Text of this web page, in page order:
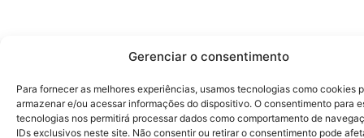
Gerenciar o consentimento
Para fornecer as melhores experiências, usamos tecnologias como cookies
armazenar e/ou acessar informações do dispositivo. O consentimento para
tecnologias nos permitirá processar dados como comportamento de
IDs exclusivos neste site. Não consentir ou retirar o consentimento pode